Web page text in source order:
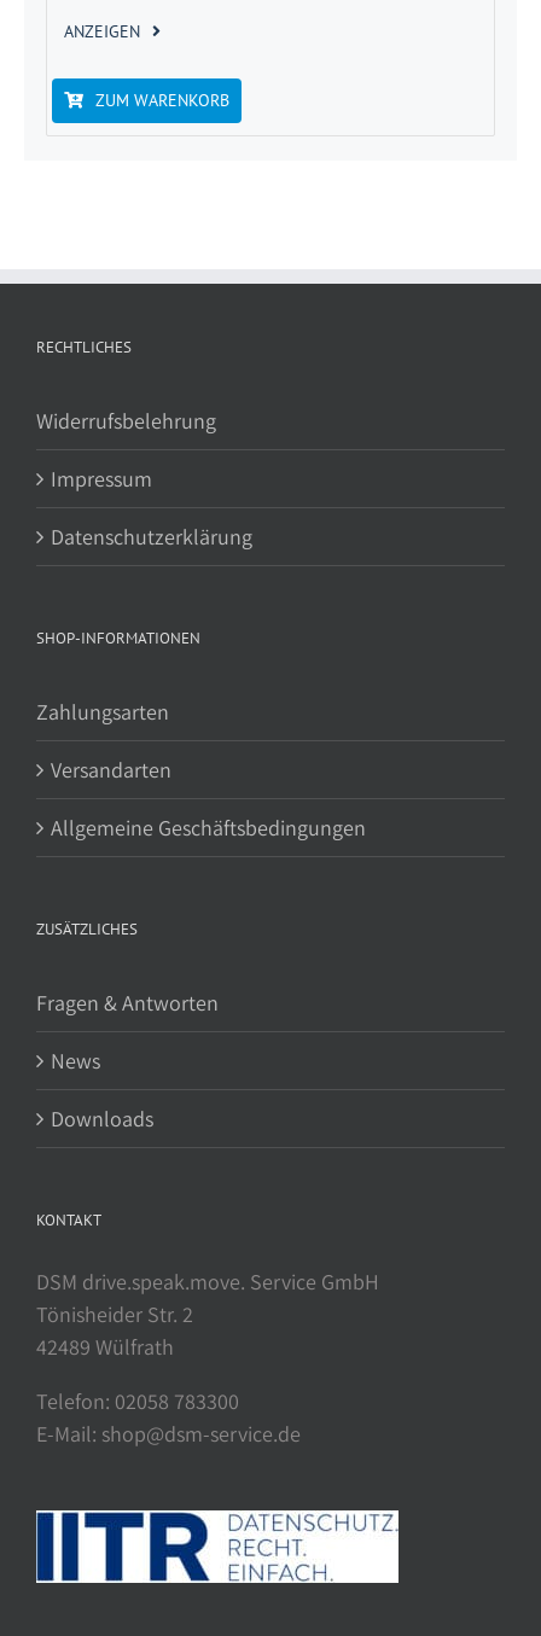
ANZEIGEN
ZUM WARENKORB
RECHTLICHES
Widerrufsbelehrung
Impressum
Datenschutzerklärung
SHOP-INFORMATIONEN
Zahlungsarten
Versandarten
Allgemeine Geschäftsbedingungen
ZUSÄTZLICHES
Fragen & Antworten
News
Downloads
KONTAKT
DSM drive.speak.move. Service GmbH
Tönisheider Str. 2
42489 Wülfrath
Telefon: 02058 783300
E-Mail: shop@dsm-service.de